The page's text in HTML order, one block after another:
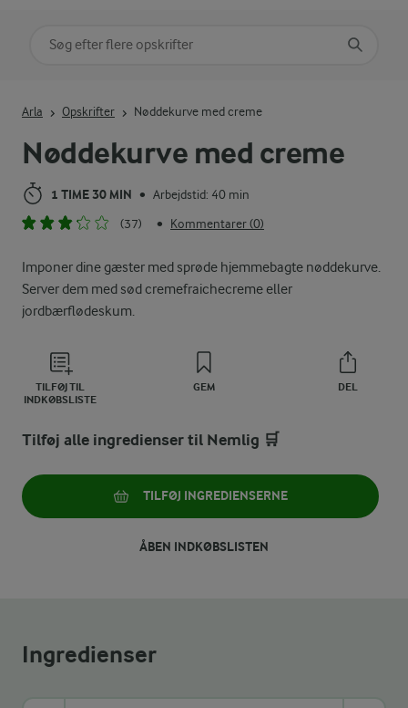
Nøddekurve med creme
1 TIME 30 MIN • Arbejdstid: 40 min
(37)
• Kommentarer (0)
Imponer dine gæster med sprøde hjemmebagte nøddekurve.
Server dem med sød cremefraichecreme eller
jordbærflødeskum.
TILFØJ TIL
INDKØBSLISTE
GEM DEL
Arla Opskrifter Nøddekurve med creme
Tilføj alle ingredienser til Nemlig 🛒
TILFØJ INGREDIENSERNE
ÅBEN INDKØBSLISTEN
Ingredienser
Søg på kategori